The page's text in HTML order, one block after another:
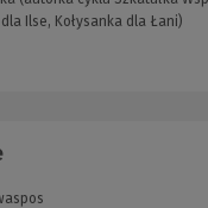
Ilse, Kołysanka dla Łani)